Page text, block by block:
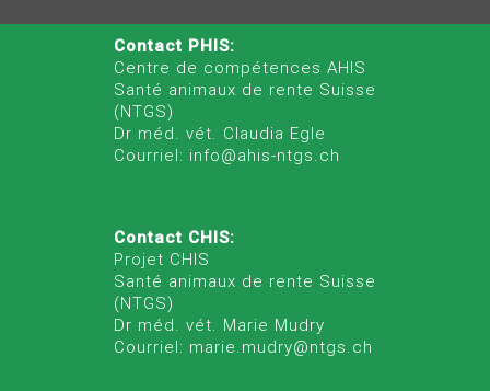
Contact PHIS:
Centre de compétences AHIS
Santé animaux de rente Suisse
(NTGS)
Dr méd. vét. Claudia Egle
Courriel: info@ahis-ntgs.ch
Contact CHIS:
Projet CHIS
Santé animaux de rente Suisse
(NTGS)
Dr méd. vét. Marie Mudry
Courriel: marie.mudry@ntgs.ch